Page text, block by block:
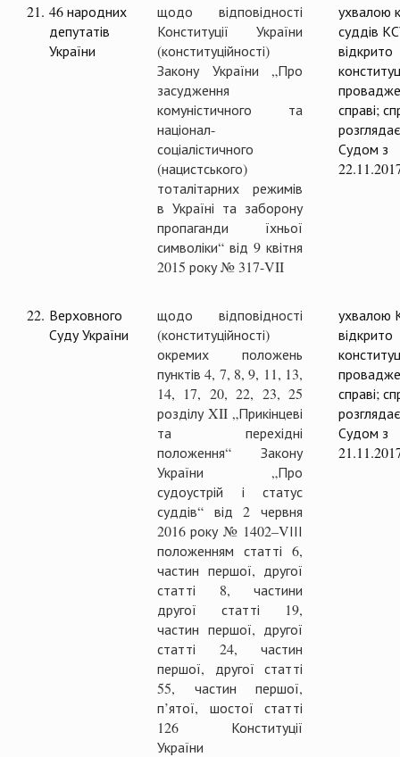
21. 46 народних
депутатів
України
щодо відповідності
Конституції України
(конституційності)
Закону України „Про
засудження
комуністичного та
націонал-
соціалістичного
(нацистського)
тоталітарних режимів
в Україні та заборону
пропаганди їхньої
символіки“ від 9 квітня
2015 року № 317-VII
ухвалою
суддів
відкрито
справі;
Судом з
22. Верховного
Суду України
щодо відповідності
(конституційності)
окремих положень
пунктів 4, 7, 8, 9, 11, 13,
14, 17, 20, 22, 23, 25
розділу XII „Прикінцеві
та перехідні
положення“ Закону
України „Про
судоустрій і статус
суддів“ від 2 червня
2016 року № 1402–VІІІ
положенням статті 6,
частин першої, другої
статті 8, частини
другої статті 19,
частин першої, другої
статті 24, частин
першої, другої статті
55, частин першої,
п’ятої, шостої статті
126 Конституції
України
ухвалою
відкрито
справі;
Судом з